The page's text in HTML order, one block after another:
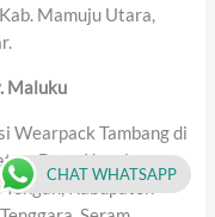
Mamuju Utara,
Maluku
Wearpack Tambang di
Buru, Kepulauan
Kabupaten
CHAT WHATSAPP